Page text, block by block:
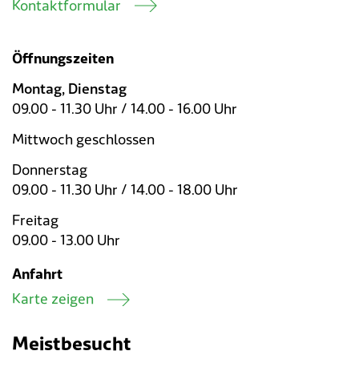
Kontaktformular
Öffnungszeiten
Montag, Dienstag
09.00 - 11.30 Uhr / 14.00 - 16.00 Uhr
Mittwoch geschlossen
Donnerstag
09.00 - 11.30 Uhr / 14.00 - 18.00 Uhr
Freitag
09.00 - 13.00 Uhr
Anfahrt
Karte zeigen
Meistbesucht